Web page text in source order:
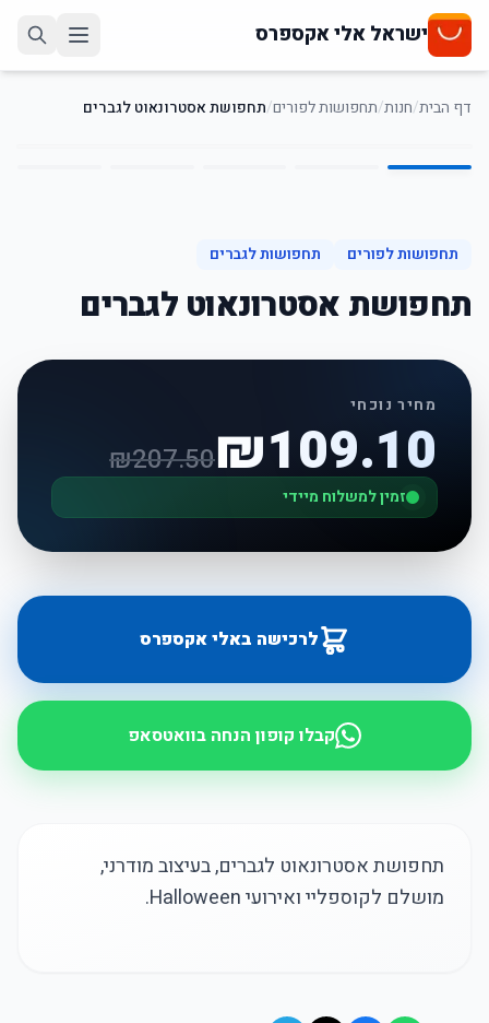
ישראל אלי אקספרס
דף הבית/חנות/תחפושות לפורים/תחפושת אסטרונאוט לגברים
1
/
5
תחפושות לפורים תחפושות לגברים
תחפושת אסטרונאוט לגברים
מחיר נוכחי
₪109.10
₪207.50
זמין למשלוח מיידי
לרכישה באלי אקספרס
קבלו קופון הנחה בוואטסאפ
תחפושת אסטרונאוט לגברים, בעיצוב מודרני,
מושלם לקוספליי ואירועי Halloween.